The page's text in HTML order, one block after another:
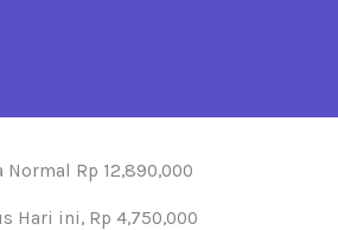
Normal Rp 12,890,000
Hari ini, Rp 4,750,000